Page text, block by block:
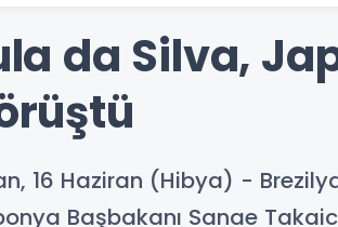
da Silva,
16 Haziran (Hibya) -
Başbakanı Sanae